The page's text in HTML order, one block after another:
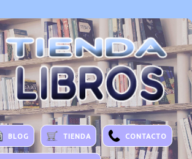
BLOG TIENDA CONTACTO